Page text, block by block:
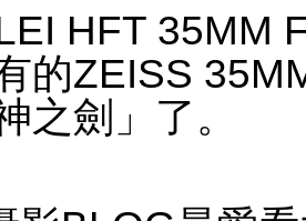
HFT 35MM
的ZEISS
之劍」了。